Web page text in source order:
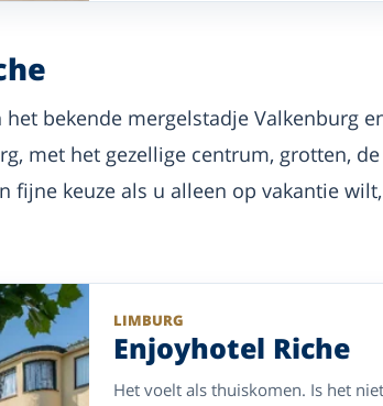
bekende mergelstadje Valkenburg
met het gezellige centrum, grotten,
fijne keuze als u alleen op vakantie
LIMBURG
Enjoyhotel Riche
Het voelt als thuiskomen. Is het